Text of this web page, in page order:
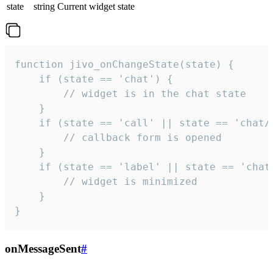
state string Current widget state
function jivo_onChangeState(state) {
    if (state == 'chat') {
        // widget is in the chat state
    }
if (state == 'call' || state ==
        // callback form is opened
    }
if (state == 'label' || state ==
        // widget is minimized
    }
}
onMessageSent#